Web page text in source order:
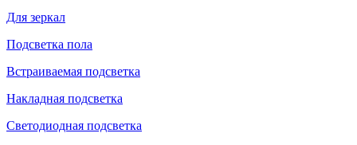
Для зеркал
Подсветка пола
Встраиваемая подсветка
Накладная подсветка
Светодиодная подсветка